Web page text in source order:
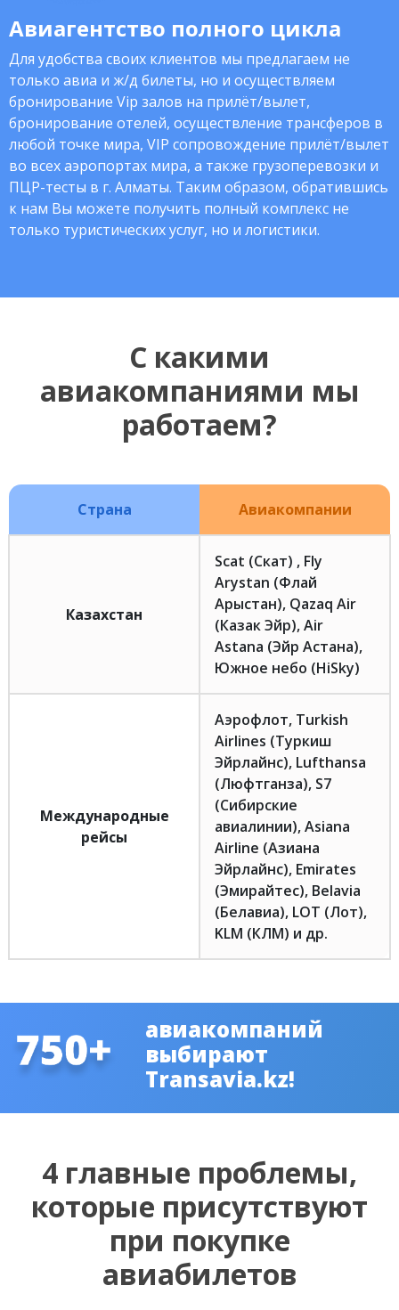
Авиагентство полного цикла
Для удобства своих клиентов мы предлагаем не
только авиа и ж/д билеты, но и осуществляем
бронирование Vip залов на прилёт/вылет,
бронирование отелей, осуществление трансферов в
любой точке мира, VIP сопровождение прилёт/вылет
во всех аэропортах мира, а также грузоперевозки и
ПЦР-тесты в г. Алматы. Таким образом, обратившись
к нам Вы можете получить полный комплекс не
только туристических услуг, но и логистики.
С какими
авиакомпаниями мы
работаем?
Страна Авиакомпании
Казахстан
Scat (Скат) , Fly
Arystan (Флай
Арыстан), Qazaq Air
(Казак Эйр), Air
Astana (Эйр Астана),
Южное небо (HiSky)
Международные
рейсы
Аэрофлот, Turkish
Airlines (Туркиш
Эйрлайнс), Lufthansa
(Люфтганза), S7
(Сибирские
авиалинии), Asiana
Airline (Азиана
Эйрлайнс), Emirates
(Эмирайтес), Belavia
(Белавиа), LOT (Лот),
KLM (КЛМ) и др.
авиакомпаний
выбирают
Transavia.kz!
4 главные проблемы,
которые присутствуют
при покупке
авиабилетов